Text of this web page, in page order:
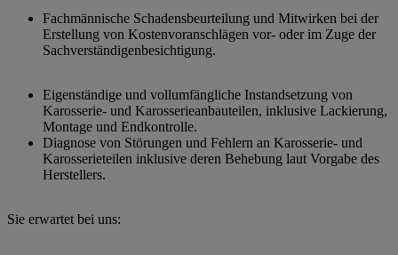
Fachmännische Schadensbeurteilung und Mitwirken bei der
Erstellung von Kostenvoranschlägen vor- oder im Zuge der
Sachverständigenbesichtigung.
Eigenständige und vollumfängliche Instandsetzung von
Karosserie- und Karosserieanbauteilen, inklusive Lackierung,
Montage und Endkontrolle.
Diagnose von Störungen und Fehlern an Karosserie- und
Karosserieteilen inklusive deren Behebung laut Vorgabe des
Herstellers.
Sie erwartet bei uns: